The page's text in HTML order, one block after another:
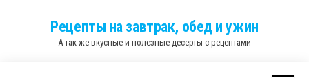
Рецепты на завтрак, обед и ужин
А так же вкусные и полезные десерты с рецептами